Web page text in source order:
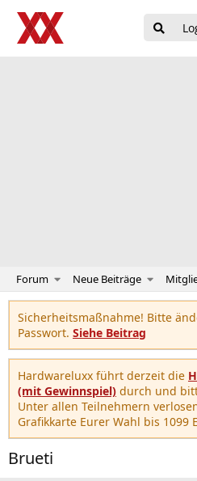
Forum Neue Beiträge
Sicherheitsmaßnahme! Bitte
Passwort. Siehe Beitrag
Hardwareluxx führt derzeit die
(mit Gewinnspiel) durch und
Unter allen Teilnehmern
Grafikkarte Eurer Wahl bis 1099
Brueti